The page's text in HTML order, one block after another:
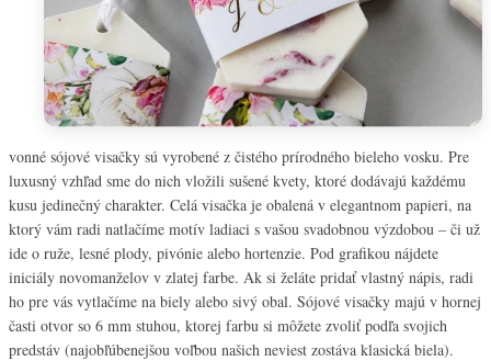
vonné sójové visačky sú vyrobené z čistého prírodného bieleho vosku. Pre
luxusný vzhľad sme do nich vložili sušené kvety, ktoré dodávajú každému
kusu jedinečný charakter. Celá visačka je obalená v elegantnom papieri, na
ktorý vám radi natlačíme motív ladiaci s vašou svadobnou výzdobou – či už
ide o ruže, lesné plody, pivónie alebo hortenzie. Pod grafikou nájdete
iniciály novomanželov v zlatej farbe. Ak si želáte pridať vlastný nápis, radi
ho pre vás vytlačíme na biely alebo sivý obal. Sójové visačky majú v hornej
časti otvor so 6 mm stuhou, ktorej farbu si môžete zvoliť podľa svojich
predstáv (najobľúbenejšou voľbou našich neviest zostáva klasická biela).